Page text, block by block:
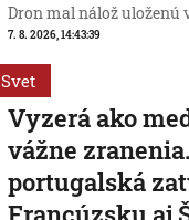
Dron mal nálož uloženú
7. 8. 2026, 14:43:39
Svet
Vyzerá ako
vážne
portugalská